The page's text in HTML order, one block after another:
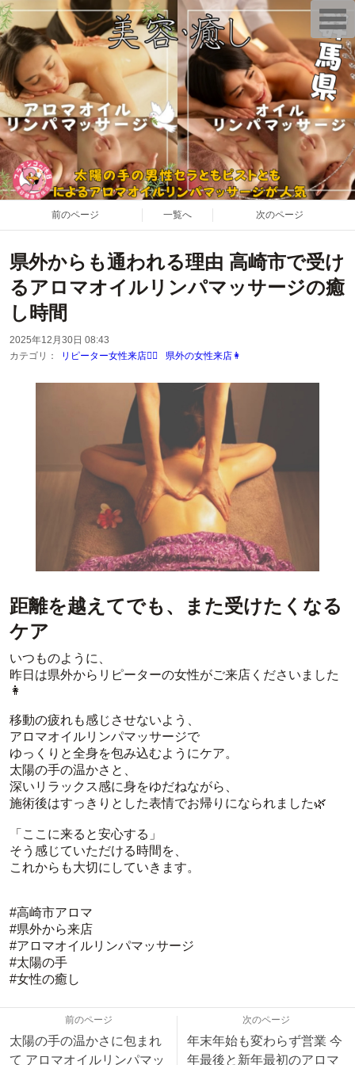
前のページ 一覧へ 次のページ
県外からも通われる理由 高崎市で受け
るアロマオイルリンパマッサージの癒
し時間
2025年12月30日 08:43
カテゴリ：
リピーター女性来店👩‍⚕️ 県外の女性来店👩
距離を越えてでも、また受けたくなる
ケア
いつものように、
昨日は県外からリピーターの女性がご来店くださいました
👩
移動の疲れも感じさせないよう、
アロマオイルリンパマッサージで
ゆっくりと全身を包み込むようにケア。
太陽の手の温かさと、
深いリラックス感に身をゆだねながら、
施術後はすっきりとした表情でお帰りになられました🌿
「ここに来ると安心する」
そう感じていただける時間を、
これからも大切にしていきます。
#高崎市アロマ
#県外から来店
#アロマオイルリンパマッサージ
#太陽の手
#女性の癒し
前のページ
太陽の手の温かさに包まれ
て アロマオイルリンパマッ
次のページ
年末年始も変わらず営業 今
年最後と新年最初のアロマ
T
o
g
g
l
e
n
a
v
i
g
i
o
n